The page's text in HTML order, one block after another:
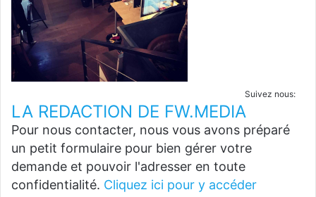
Suivez nous:
LA REDACTION DE FW.MEDIA
Pour nous contacter, nous vous avons préparé
un petit formulaire pour bien gérer votre
demande et pouvoir l'adresser en toute
confidentialité. Cliquez ici pour y accéder